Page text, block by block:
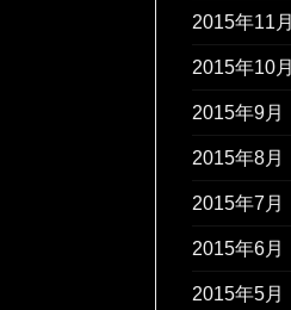
2015年11月
2015年10月
2015年9月
2015年8月
2015年7月
2015年6月
2015年5月